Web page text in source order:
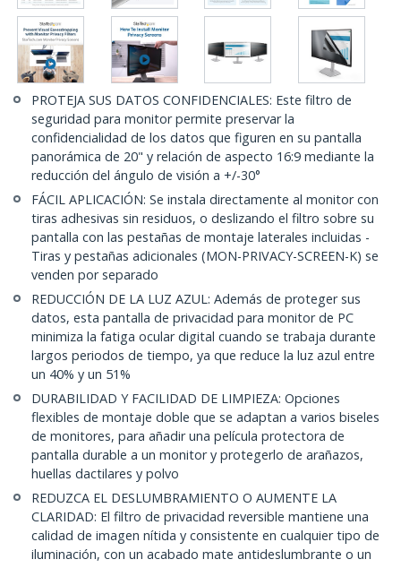
PROTEJA SUS DATOS CONFIDENCIALES: Este filtro de
seguridad para monitor permite preservar la
confidencialidad de los datos que figuren en su pantalla
panorámica de 20" y relación de aspecto 16:9 mediante la
reducción del ángulo de visión a +/-30°
FÁCIL APLICACIÓN: Se instala directamente al monitor con
tiras adhesivas sin residuos, o deslizando el filtro sobre su
pantalla con las pestañas de montaje laterales incluidas -
Tiras y pestañas adicionales (MON-PRIVACY-SCREEN-K) se
venden por separado
REDUCCIÓN DE LA LUZ AZUL: Además de proteger sus
datos, esta pantalla de privacidad para monitor de PC
minimiza la fatiga ocular digital cuando se trabaja durante
largos periodos de tiempo, ya que reduce la luz azul entre
un 40% y un 51%
DURABILIDAD Y FACILIDAD DE LIMPIEZA: Opciones
flexibles de montaje doble que se adaptan a varios biseles
de monitores, para añadir una película protectora de
pantalla durable a un monitor y protegerlo de arañazos,
huellas dactilares y polvo
REDUZCA EL DESLUMBRAMIENTO O AUMENTE LA
CLARIDAD: El filtro de privacidad reversible mantiene una
calidad de imagen nítida y consistente en cualquier tipo de
iluminación, con un acabado mate antideslumbrante o un